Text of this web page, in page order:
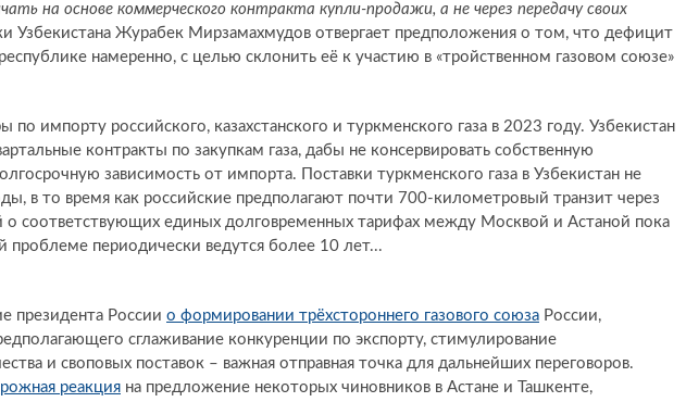
на основе коммерческого контракта купли-продажи, а не через передачу своих
Узбекистана Журабек Мирзамахмудов отвергает предположения о том, что дефицит
республике намеренно, с целью склонить её к участию в «тройственном газовом союзе»
по импорту российского, казахстанского и туркменского газа в 2023 году. Узбекистан
контракты по закупкам газа, дабы не консервировать собственную
зависимость от импорта. Поставки туркменского газа в Узбекистан не
в то время как российские предполагают почти 700-километровый транзит через
о соответствующих единых долговременных тарифах между Москвой и Астаной пока
проблеме периодически ведутся более 10 лет...
президента России о формировании трёхстороннего газового союза России,
сглаживание конкуренции по экспорту, стимулирование
и своповых поставок – важная отправная точка для дальнейших переговоров.
реакция на предложение некоторых чиновников в Астане и Ташкенте,